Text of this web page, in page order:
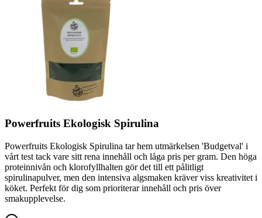
Powerfruits Ekologisk Spirulina
Powerfruits Ekologisk Spirulina tar hem utmärkelsen 'Budgetval' i
vårt test tack vare sitt rena innehåll och låga pris per gram. Den höga
proteinnivån och klorofyllhalten gör det till ett pålitligt
spirulinapulver, men den intensiva algsmaken kräver viss kreativitet i
köket. Perfekt för dig som prioriterar innehåll och pris över
smakupplevelse.